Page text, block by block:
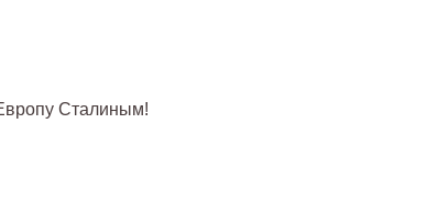
Сталиным!